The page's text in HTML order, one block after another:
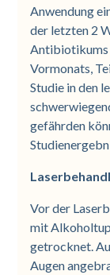
Anwendung
der letzten 2
Antibiotikums
Vormonats,
Studie in den
gefährden
Vor der
mit
getrocknet.
Augen